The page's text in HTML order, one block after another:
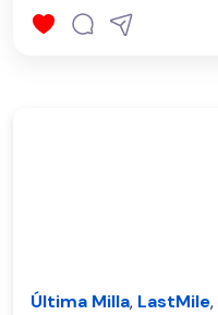
Última Milla, LastMile,